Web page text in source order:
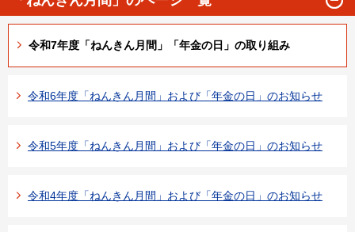
令和7年度「ねんきん月間」「年金の日」の取り組み
令和6年度「ねんきん月間」および「年金の日」のお知らせ
令和5年度「ねんきん月間」および「年金の日」のお知らせ
令和4年度「ねんきん月間」および「年金の日」のお知らせ